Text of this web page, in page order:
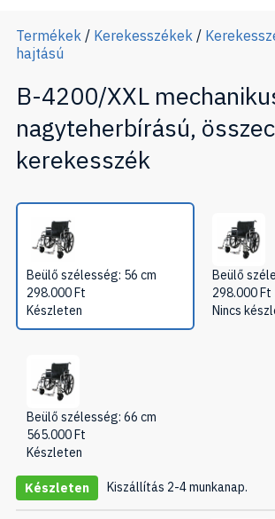
Termékek / Kerekesszékek /
hajtású
B-4200/XXL
nagyteherbírású,
kerekesszék
Beülő szélesség: 56 cm
298.000Ft
Készleten
Beülő
298.000Ft
Nincs
Beülő szélesség: 66 cm
565.000Ft
Készleten
Készleten Kiszállítás 2-4 munkanap.